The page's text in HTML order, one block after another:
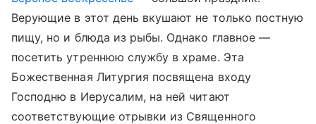
Верующие в этот день вкушают не только постную
пищу, но и блюда из рыбы. Однако главное —
посетить утреннюю службу в храме. Эта
Божественная Литургия посвящена входу
Господню в Иерусалим, на ней читают
соответствующие отрывки из Священного